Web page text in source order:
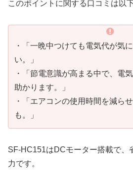
このポイントに関する口コミは以
・「一晩中つけても電気代が気
い。」
・「節電意識が高まる中で、電
助かります。」
・「エアコンの使用時間を減ら
も。」
SF-HC151はDCモーター搭載で、
力です。